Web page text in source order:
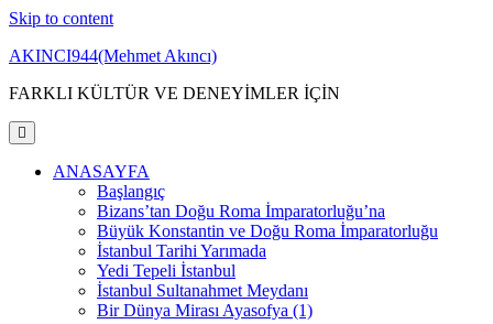
Skip to content
AKINCI944(Mehmet Akıncı)
FARKLI KÜLTÜR VE DENEYİMLER İÇİN
ANASAYFA
Başlangıç
Bizans’tan Doğu Roma İmparatorluğu’na
Büyük Konstantin ve Doğu Roma İmparatorluğu
İstanbul Tarihi Yarımada
Yedi Tepeli İstanbul
İstanbul Sultanahmet Meydanı
Bir Dünya Mirası Ayasofya (1)